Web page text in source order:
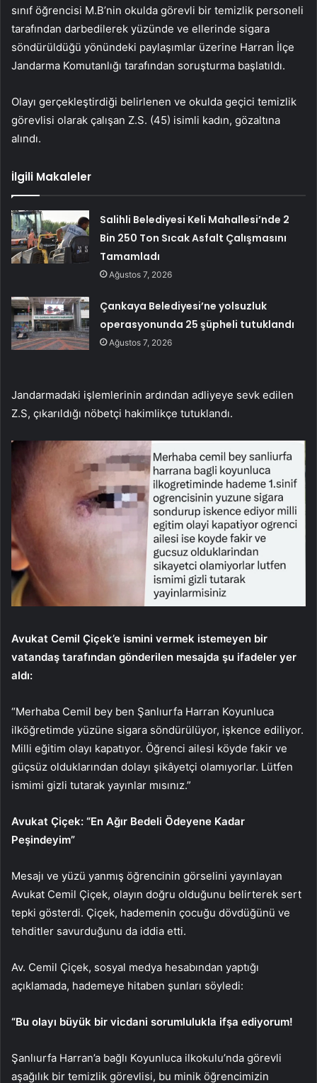
sınıf öğrencisi M.B’nin okulda görevli bir temizlik personeli
tarafından darbedilerek yüzünde ve ellerinde sigara
söndürüldüğü yönündeki paylaşımlar üzerine Harran İlçe
Jandarma Komutanlığı tarafından soruşturma başlatıldı.
Olayı gerçekleştirdiği belirlenen ve okulda geçici temizlik
görevlisi olarak çalışan Z.S. (45) isimli kadın, gözaltına
alındı.
İlgili Makaleler
Salihli Belediyesi Keli Mahallesi’nde 2
Bin 250 Ton Sıcak Asfalt Çalışmasını
Tamamladı
Ağustos 7, 2026
Çankaya Belediyesi’ne yolsuzluk
operasyonunda 25 şüpheli tutuklandı
Ağustos 7, 2026
Jandarmadaki işlemlerinin ardından adliyeye sevk edilen
Z.S, çıkarıldığı nöbetçi hakimlikçe tutuklandı.
Avukat Cemil Çiçek’e ismini vermek istemeyen bir
vatandaş tarafından gönderilen mesajda şu ifadeler yer
aldı:
“Merhaba Cemil bey ben Şanlıurfa Harran Koyunluca
ilköğretimde yüzüne sigara söndürülüyor, işkence ediliyor.
Milli eğitim olayı kapatıyor. Öğrenci ailesi köyde fakir ve
güçsüz olduklarından dolayı şikâyetçi olamıyorlar. Lütfen
ismimi gizli tutarak yayınlar mısınız.”
Avukat Çiçek: “En Ağır Bedeli Ödeyene Kadar
Peşindeyim”
Mesajı ve yüzü yanmış öğrencinin görselini yayınlayan
Avukat Cemil Çiçek, olayın doğru olduğunu belirterek sert
tepki gösterdi. Çiçek, hademenin çocuğu dövdüğünü ve
tehditler savurduğunu da iddia etti.
Av. Cemil Çiçek, sosyal medya hesabından yaptığı
açıklamada, hademeye hitaben şunları söyledi:
“Bu olayı büyük bir vicdani sorumlulukla ifşa ediyorum!
Şanlıurfa Harran’a bağlı Koyunluca ilkokulu’nda görevli
aşağılık bir temizlik görevlisi, bu minik öğrencimizin